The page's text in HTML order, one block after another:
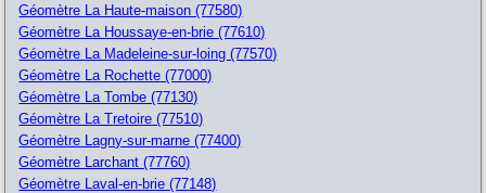
Géomètre La Haute-maison (77580)
Géomètre La Houssaye-en-brie (77610)
Géomètre La Madeleine-sur-loing (77570)
Géomètre La Rochette (77000)
Géomètre La Tombe (77130)
Géomètre La Tretoire (77510)
Géomètre Lagny-sur-marne (77400)
Géomètre Larchant (77760)
Géomètre Laval-en-brie (77148)